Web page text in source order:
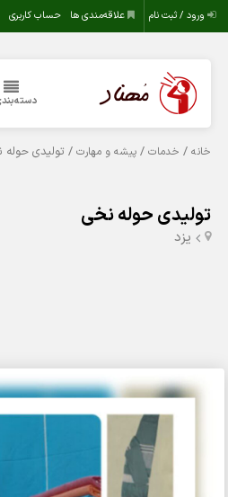
ورود / ثبت نام علاقه‌مندی ها حساب کاربری
خانه / خدمات /پیشه و مهارت / تولیدی
تولیدی حوله نخی
يزد